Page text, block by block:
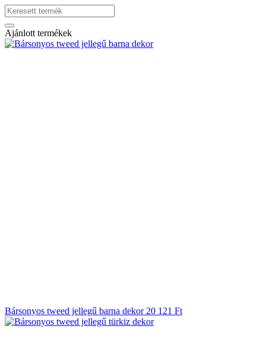
Ajánlott termékek
Bársonyos tweed jellegű barna dekor 20 121 Ft